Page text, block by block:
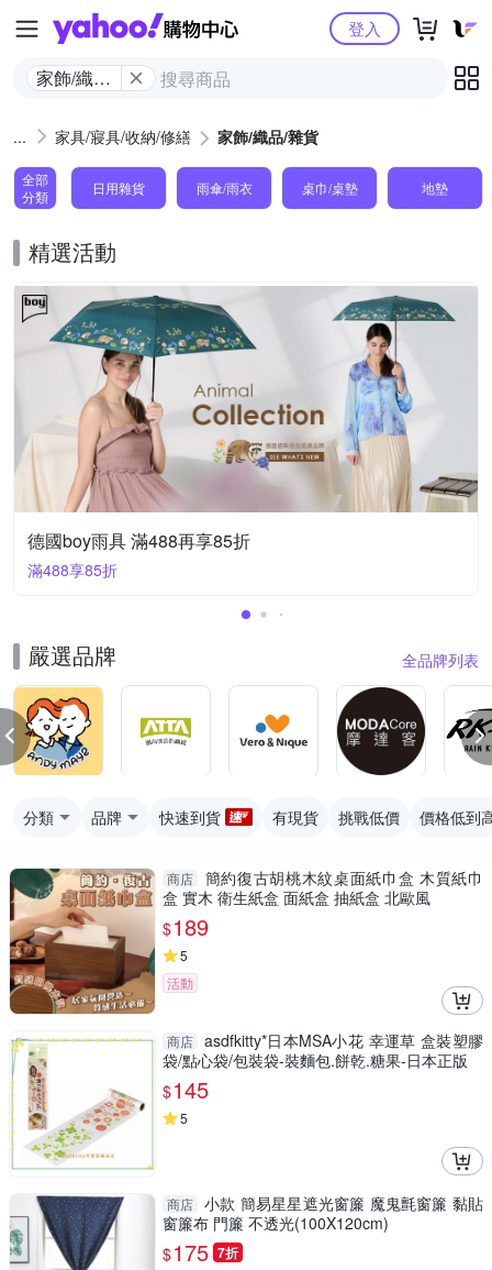
Yahoo購物中心
家飾/織品/
登入
家具/寢具/收納/修繕 家飾/織品/雜貨
全部
分類
日用雜貨 雨傘/雨衣 桌巾/桌墊 地墊
精選活動
德國boy雨具 滿488再享85折
滿488享85折
嚴選品牌 全品牌列表
分類 品牌 快速到貨 有現貨 挑戰低價 價格低到
商店
簡約復古胡桃木紋桌面紙巾盒 木質紙巾
盒 實木 衛生紙盒 面紙盒 抽紙盒 北歐風
$189
5
活動
商店 asdfkitty*日本MSA小花 幸運草 盒裝塑膠
袋/點心袋/包裝袋-裝麵包.餅乾.糖果-日本正版
$145
5
商店 小款 簡易星星遮光窗簾 魔鬼氈窗簾 黏貼
窗簾布 門簾 不透光(100X120cm)
$175 7折